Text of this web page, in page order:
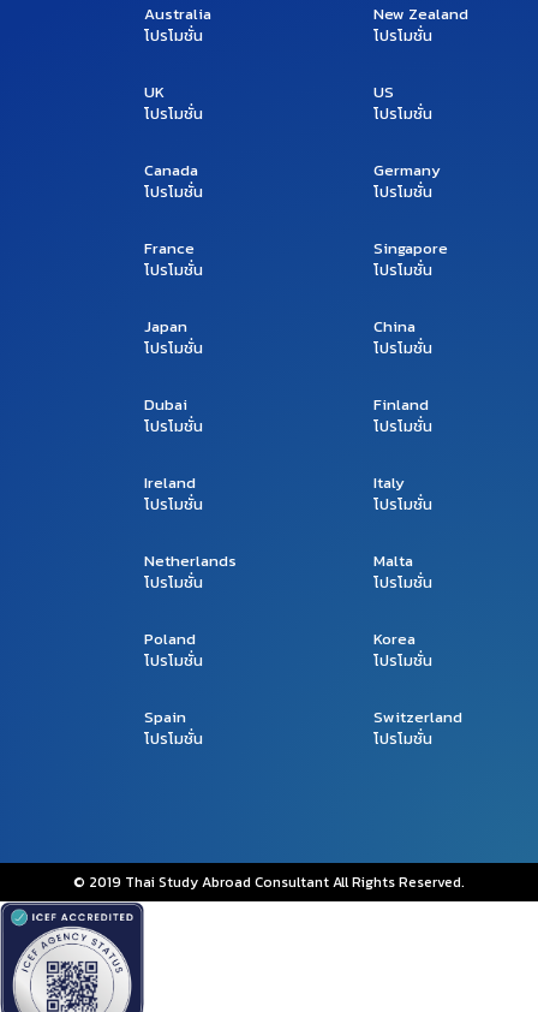
Australia
โปรโมชั่น
New Zealand
โปรโมชั่น
UK
โปรโมชั่น
US
โปรโมชั่น
Canada
โปรโมชั่น
Germany
โปรโมชั่น
France
โปรโมชั่น
Singapore
โปรโมชั่น
Japan
โปรโมชั่น
China
โปรโมชั่น
Dubai
โปรโมชั่น
Finland
โปรโมชั่น
Ireland
โปรโมชั่น
Italy
โปรโมชั่น
Netherlands
โปรโมชั่น
Malta
โปรโมชั่น
Poland
โปรโมชั่น
Korea
โปรโมชั่น
Spain
โปรโมชั่น
Switzerland
โปรโมชั่น
© 2019 Thai Study Abroad Consultant All Rights Reserved.